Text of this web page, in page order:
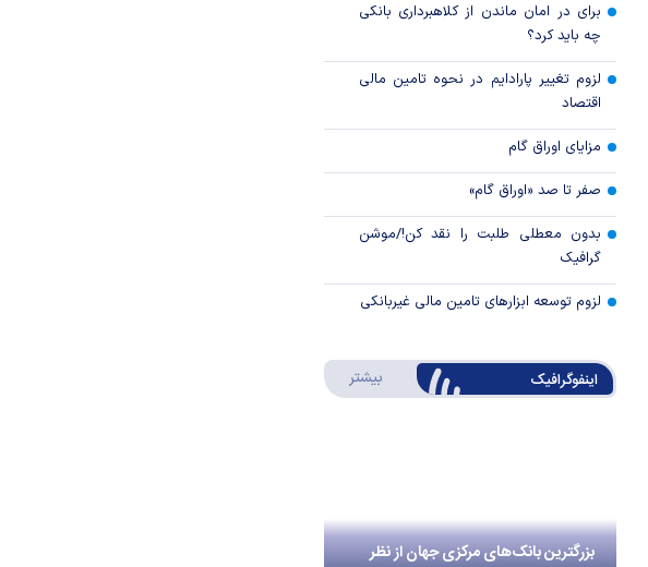
برای در امان ماندن از کلاهبرداری بانکی
چه باید کرد؟
لزوم تغییر پارادایم در نحوه تامین مالی
اقتصاد
مزایای اوراق گام
صفر تا صد «اوراق گام»
بدون معطلی طلبت را نقد کن!/موشن
گرافیک
لزوم توسعه ابزارهای تامین مالی غیربانکی
اینفوگرافیک بیشتر درباره اینفوگرافیک
بزرگترین بانک‌های مرکزی جهان از نظر